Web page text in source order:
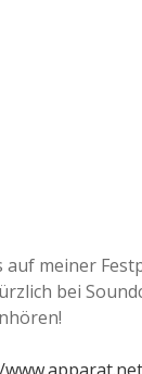
auf meiner
bei